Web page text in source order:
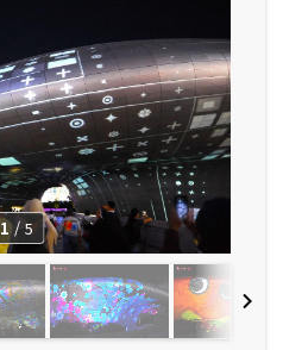
1 / 5